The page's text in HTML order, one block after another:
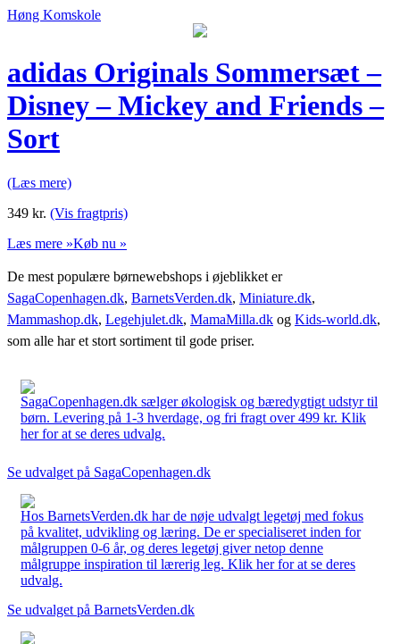
Høng Komskole
adidas Originals Sommersæt –
Disney – Mickey and Friends –
Sort
(Læs mere)
349 kr. (Vis fragtpris)
Læs mere »Køb nu »
De mest populære børnewebshops i øjeblikket er
SagaCopenhagen.dk, BarnetsVerden.dk, Miniature.dk,
Mammashop.dk, Legehjulet.dk, MamaMilla.dk og Kids-world.dk,
som alle har et stort sortiment til gode priser.
SagaCopenhagen.dk sælger økologisk og bæredygtigt udstyr til
børn. Levering på 1-3 hverdage, og fri fragt over 499 kr. Klik
her for at se deres udvalg.
Se udvalget på SagaCopenhagen.dk
Hos BarnetsVerden.dk har de nøje udvalgt legetøj med fokus
på kvalitet, udvikling og læring. De er specialiseret inden for
målgruppen 0-6 år, og deres legetøj giver netop denne
målgruppe inspiration til lærerig leg. Klik her for at se deres
udvalg.
Se udvalget på BarnetsVerden.dk